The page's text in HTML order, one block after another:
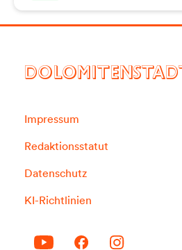
Impressum
Redaktionsstatut
Datenschutz
KI-Richtlinien